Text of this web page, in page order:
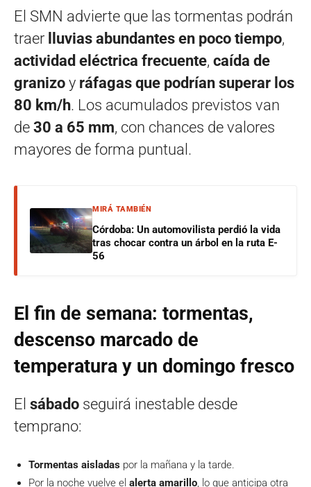
El SMN advierte que las tormentas podrán
traer
lluvias abundantes en poco tiempo,
actividad eléctrica frecuente, caída de
granizo y ráfagas que podrían superar los
80 km/h. Los acumulados previstos van
de 30 a 65 mm, con chances de valores
mayores de forma puntual.
MIRÁ TAMBIÉN
Córdoba: Un automovilista perdió la vida
tras chocar contra un árbol en la ruta E-
56
El fin de semana: tormentas,
descenso marcado de
temperatura y un domingo fresco
El sábado seguirá inestable desde
temprano:
Tormentas aisladas por la mañana y la tarde.
Por la noche vuelve el alerta amarillo, lo que anticipa otra